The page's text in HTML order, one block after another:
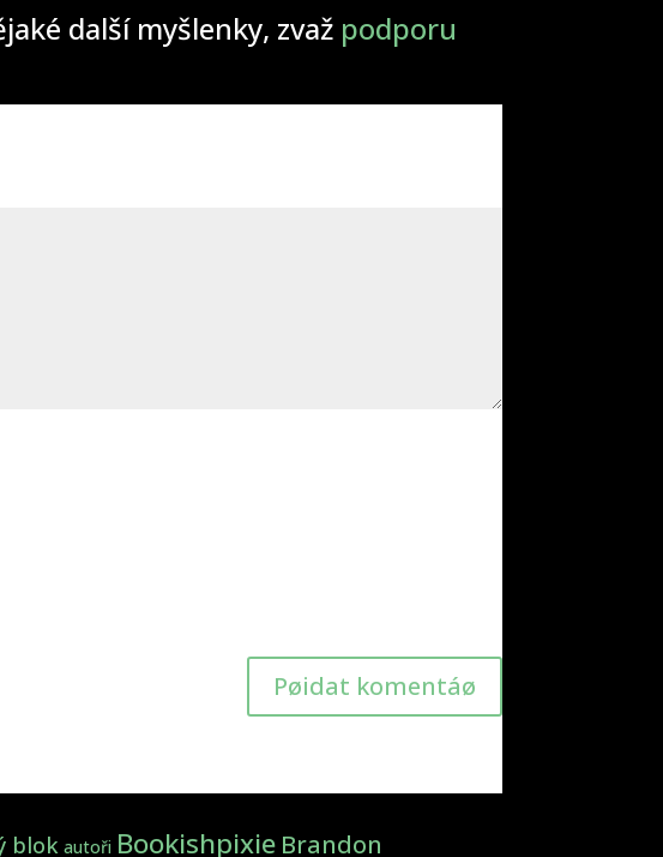
další myšlenky, zvaž podporu
Pøidat komentáø
blok autoři Bookishpixie Brandon